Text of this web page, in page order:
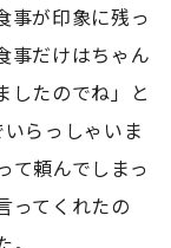
事が印象に残っ
事だけはちゃん
したのでね」と
らっしゃいま
て頼んでしまっ
ってくれたの